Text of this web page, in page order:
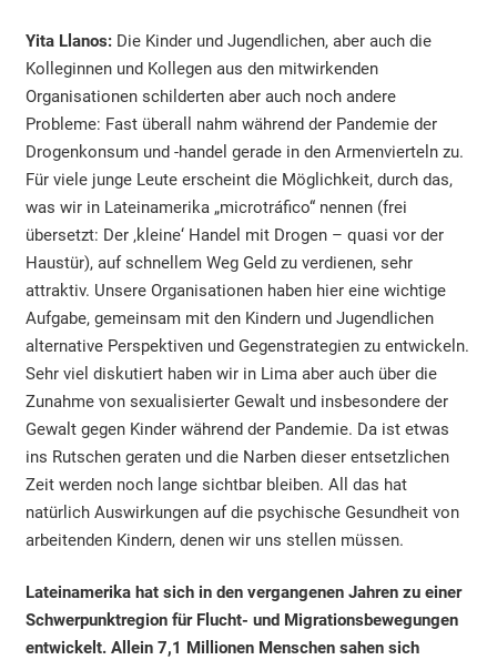
Yita Llanos:Die Kinder und Jugendlichen, aber auch die
Kolleginnen und Kollegen aus den mitwirkenden
Organisationen schilderten aber auch noch andere
Probleme: Fast überall nahm während der Pandemie der
Drogenkonsum und -handel gerade in den Armenvierteln zu.
Für viele junge Leute erscheint die Möglichkeit, durch das,
was wir in Lateinamerika „microtráfico“ nennen (frei
übersetzt: Der ‚kleine‘ Handel mit Drogen – quasi vor der
Haustür), auf schnellem Weg Geld zu verdienen, sehr
attraktiv. Unsere Organisationen haben hier eine wichtige
Aufgabe, gemeinsam mit den Kindern und Jugendlichen
alternative Perspektiven und Gegenstrategien zu entwickeln.
Sehr viel diskutiert haben wir in Lima aber auch über die
Zunahme von sexualisierter Gewalt und insbesondere der
Gewalt gegen Kinder während der Pandemie. Da ist etwas
ins Rutschen geraten und die Narben dieser entsetzlichen
Zeit werden noch lange sichtbar bleiben. All das hat
natürlich Auswirkungen auf die psychische Gesundheit von
arbeitenden Kindern, denen wir uns stellen müssen.
Lateinamerika hat sich in den vergangenen Jahren zu einer
Schwerpunktregion für Flucht- und Migrationsbewegungen
entwickelt. Allein 7,1 Millionen Menschen sahen sich